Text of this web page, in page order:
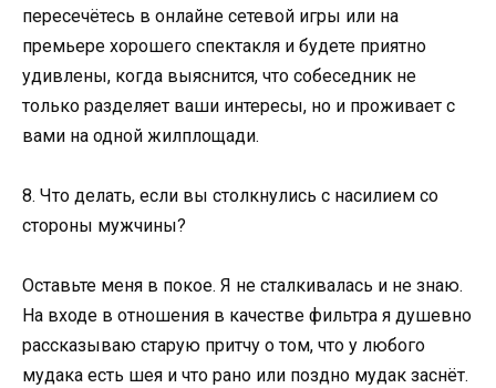
пересечётесь в онлайне сетевой игры или на
премьере хорошего спектакля и будете приятно
удивлены, когда выяснится, что собеседник не
только разделяет ваши интересы, но и проживает с
вами на одной жилплощади.
8. Что делать, если вы столкнулись с насилием со
стороны мужчины?
Оставьте меня в покое. Я не сталкивалась и не знаю.
На входе в отношения в качестве фильтра я душевно
рассказываю старую притчу о том, что у любого
мудака есть шея и что рано или поздно мудак заснёт.